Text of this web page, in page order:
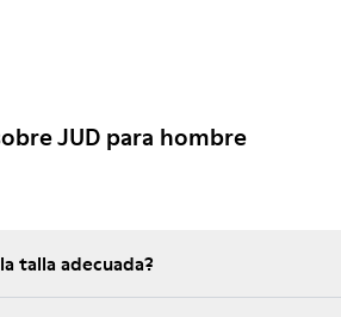
JUD para hombre
talla adecuada?